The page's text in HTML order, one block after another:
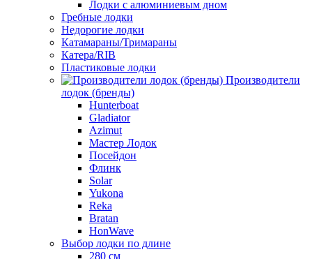
Лодки с алюминиевым дном
Гребные лодки
Недорогие лодки
Катамараны/Тримараны
Катера/RIB
Пластиковые лодки
Производители
лодок (бренды)
Hunterboat
Gladiator
Azimut
Мастер Лодок
Посейдон
Флинк
Solar
Yukona
Reka
Bratan
HonWave
Выбор лодки по длине
280 см